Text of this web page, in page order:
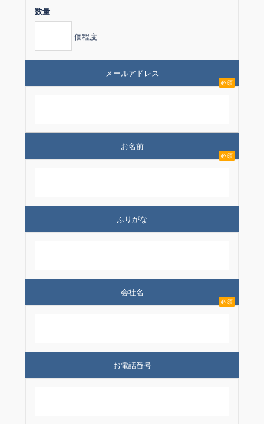
数量
個程度
メールアドレス
必須
お名前
必須
ふりがな
会社名
必須
お電話番号